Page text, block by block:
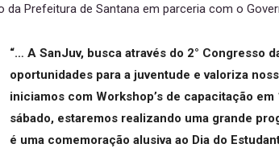
da Prefeitura de Santana em parceria com o
“… A SanJuv, busca através do 2° Congresso
oportunidades para a juventude e valoriza
iniciamos com Workshop’s de capacitação
sábado, estaremos realizando uma grande
é uma comemoração alusiva ao Dia do